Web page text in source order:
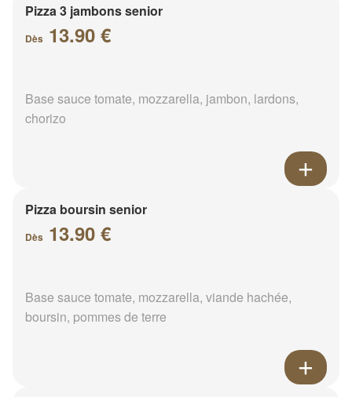
Pizza 3 jambons senior
Dès 13.90 €
Base sauce tomate, mozzarella, jambon, lardons,
chorizo
Pizza boursin senior
Dès 13.90 €
Base sauce tomate, mozzarella, viande hachée,
boursin, pommes de terre